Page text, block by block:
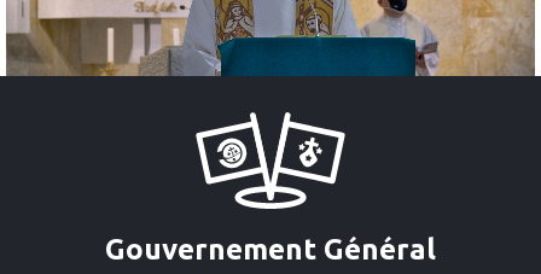
Gouvernement Général